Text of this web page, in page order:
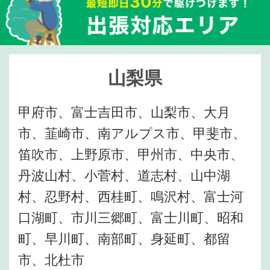
山梨県
甲府市、富士吉田市、山梨市、大月
市、韮崎市、南アルプス市、甲斐市、
笛吹市、上野原市、甲州市、中央市、
丹波山村、小菅村、道志村、山中湖
村、忍野村、西桂町、鳴沢村、富士河
口湖町、市川三郷町、富士川町、昭和
町、早川町、南部町、身延町、都留
市、北杜市